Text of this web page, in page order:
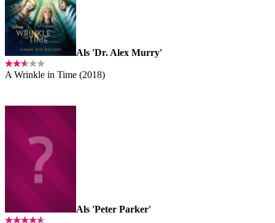
Als 'Dr. Alex Murry'
A Wrinkle in Time (2018)
Als 'Peter Parker'